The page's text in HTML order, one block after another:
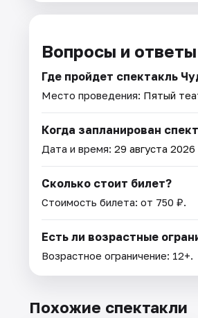
Вопросы и ответы
Где пройдет спектакль
Место проведения: Пятый
Когда запланирован
Дата и время: 29 августа 2026
Сколько стоит билет?
Стоимость билета: от 750 ₽.
Есть ли возрастные
Возрастное ограничение: 12+.
Похожие спектакли